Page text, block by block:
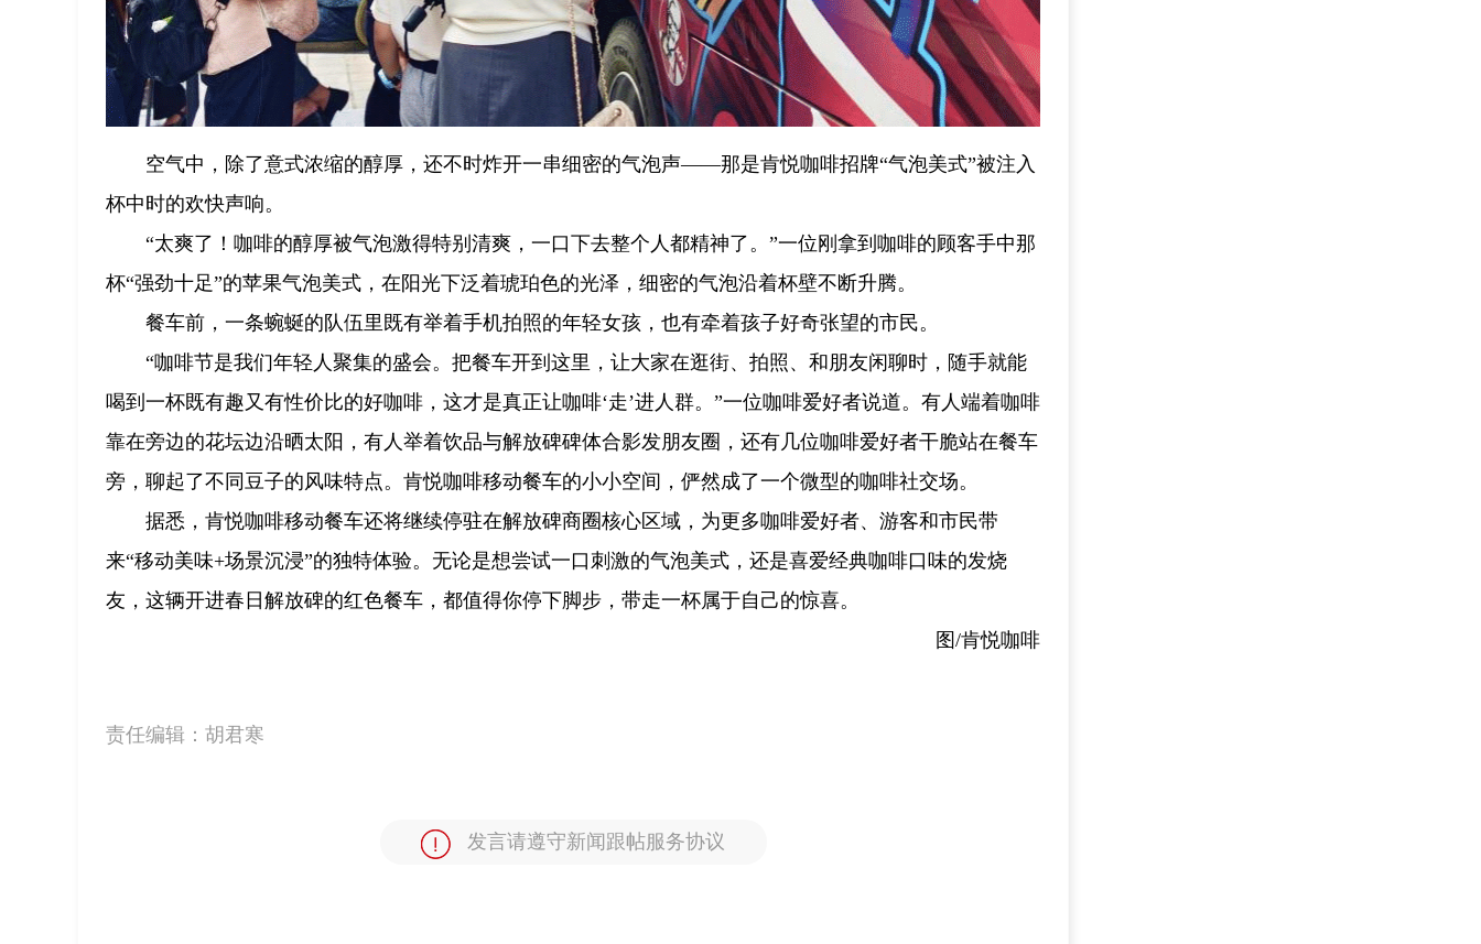
空气中，除了意式浓缩的醇厚，还不时炸开一串细密的气泡声——那是肯悦咖啡招牌“气泡美式”被注入
杯中时的欢快声响。
“太爽了！咖啡的醇厚被气泡激得特别清爽，一口下去整个人都精神了。”一位刚拿到咖啡的顾客手中那
杯“强劲十足”的苹果气泡美式，在阳光下泛着琥珀色的光泽，细密的气泡沿着杯壁不断升腾。
餐车前，一条蜿蜒的队伍里既有举着手机拍照的年轻女孩，也有牵着孩子好奇张望的市民。
“咖啡节是我们年轻人聚集的盛会。把餐车开到这里，让大家在逛街、拍照、和朋友闲聊时，随手就能
喝到一杯既有趣又有性价比的好咖啡，这才是真正让咖啡‘走’进人群。”一位咖啡爱好者说道。有人端着咖啡
靠在旁边的花坛边沿晒太阳，有人举着饮品与解放碑碑体合影发朋友圈，还有几位咖啡爱好者干脆站在餐车
旁，聊起了不同豆子的风味特点。肯悦咖啡移动餐车的小小空间，俨然成了一个微型的咖啡社交场。
据悉，肯悦咖啡移动餐车还将继续停驻在解放碑商圈核心区域，为更多咖啡爱好者、游客和市民带
来“移动美味+场景沉浸”的独特体验。无论是想尝试一口刺激的气泡美式，还是喜爱经典咖啡口味的发烧
友，这辆开进春日解放碑的红色餐车，都值得你停下脚步，带走一杯属于自己的惊喜。
图/肯悦咖啡
责任编辑： 胡君寒
发言请遵守新闻跟帖服务协议